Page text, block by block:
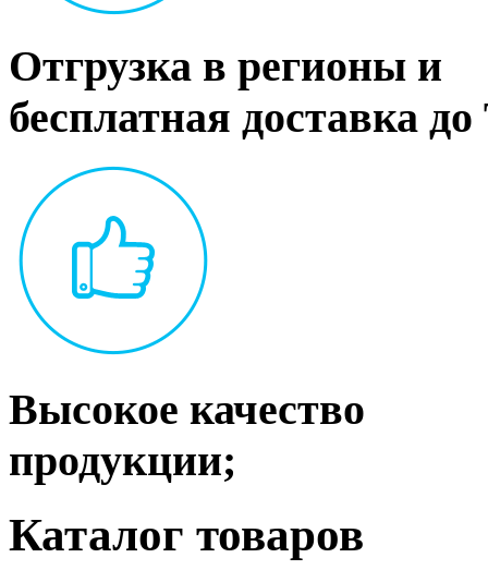
Отгрузка в регионы и
бесплатная доставка
Высокое качество
продукции;
Каталог товаров